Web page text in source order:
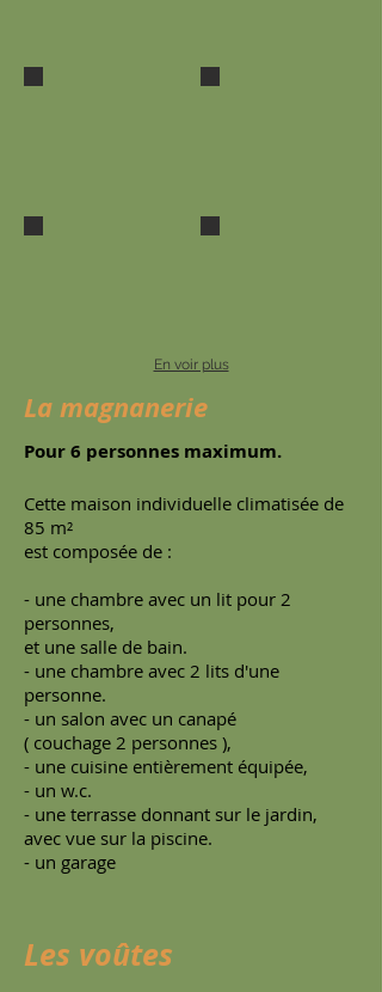
En voir plus
La magnanerie
Pour 6 personnes maximum.
Cette maison individuelle climatisée de
85 m²
est composée de :
- une chambre avec un lit pour 2
personnes,
et une salle de bain.
- une chambre avec 2 lits d'une
personne.
- un salon avec un canapé
( couchage 2 personnes ),
- une cuisine entièrement équipée,
- un w.c.
- une terrasse donnant sur le jardin,
avec vue sur la piscine.
- un garage
Les voûtes